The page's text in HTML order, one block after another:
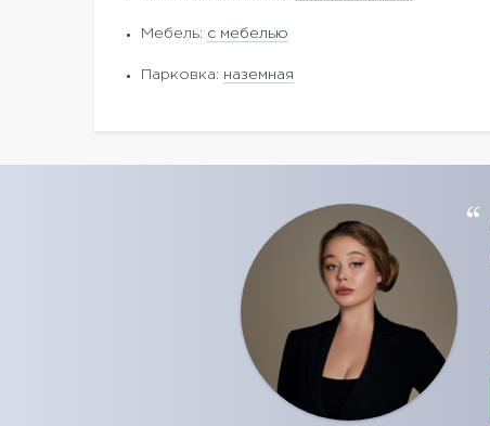
Мебель: с мебелью
Парковка: наземная